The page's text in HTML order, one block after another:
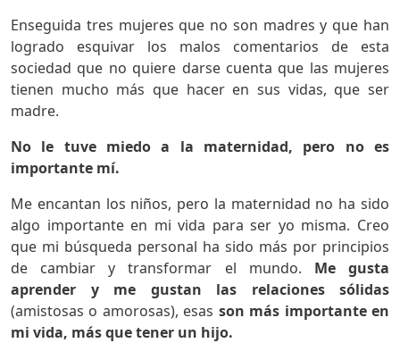
Enseguida tres mujeres que no son madres y que han
logrado esquivar los malos comentarios de esta
sociedad que no quiere darse cuenta que las mujeres
tienen mucho más que hacer en sus vidas, que ser
madre.
No le tuve miedo a la maternidad, pero no es
importante mí.
Me encantan los niños, pero la maternidad no ha sido
algo importante en mi vida para ser yo misma. Creo
que mi búsqueda personal ha sido más por principios
de cambiar y transformar el mundo. Me gusta
aprender y me gustan las relaciones sólidas
(amistosas o amorosas), esas son más importante en
mi vida, más que tener un hijo.